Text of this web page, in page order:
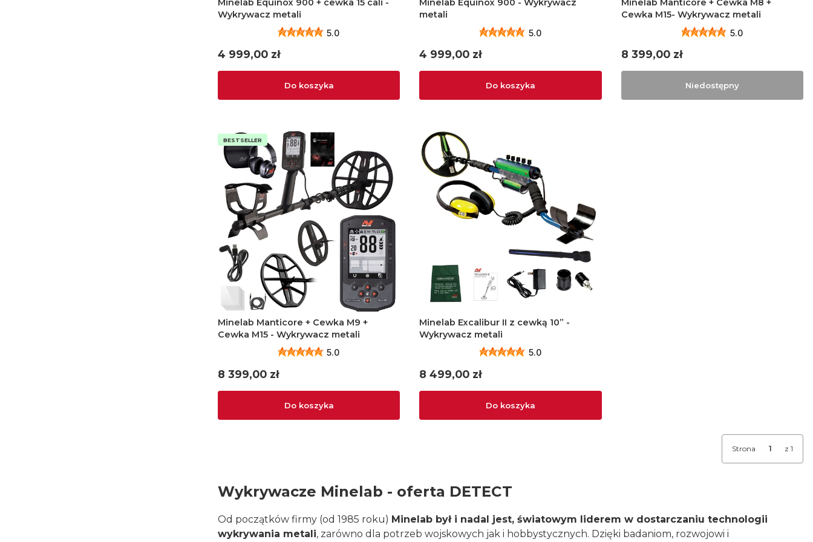
Minelab Equinox 900 + cewka 15 cali -
Wykrywacz metali
5.0
Cena
4 999,00 zł
Do koszyka
Minelab Equinox 900 - Wykrywacz
metali
5.0
Cena
4 999,00 zł
Do koszyka
Minelab Manticore + Cewka M8 +
Cewka M15- Wykrywacz metali
5.0
Cena
8 399,00 zł
Niedostępny
BESTSELLER
Minelab Manticore + Cewka M9 +
Cewka M15 - Wykrywacz metali
5.0
Cena
8 399,00 zł
Do koszyka
Minelab Excalibur II z cewką 10” -
Wykrywacz metali
5.0
Cena
8 499,00 zł
Do koszyka
Strona z 1
Wykrywacze Minelab - oferta DETECT
Od początków firmy (od 1985 roku) Minelab był i nadal jest, światowym liderem w dostarczaniu technologii
wykrywania metali, zarówno dla potrzeb wojskowych jak i hobbystycznych. Dzięki badaniom, rozwojowi i